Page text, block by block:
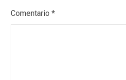
Comentario*